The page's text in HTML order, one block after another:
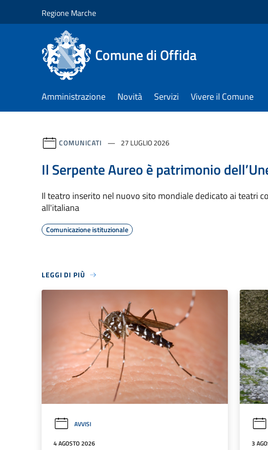
Regione Marche
Comune di Offida
Amministrazione Novità Servizi Vivere il Comune
COMUNICATI 27 LUGLIO 2026
Il Serpente Aureo è patrimonio
Il teatro inserito nel nuovo sito mondiale dedicato ai teatri
all'italiana
Comunicazione istituzionale
LEGGI DI PIÙ
AVVISI
4 AGOSTO 2026 3